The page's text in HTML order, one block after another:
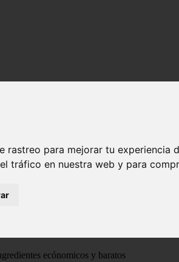
rastreo para mejorar tu
tráfico en nuestra web y para
ecónomicos y baratos